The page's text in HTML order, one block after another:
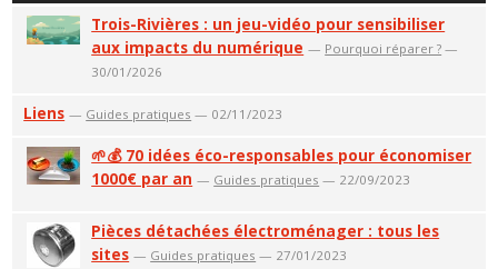
Trois-Rivières : un jeu-vidéo pour sensibiliser
aux impacts du numérique — Pourquoi réparer ? —
30/01/2026
Liens — Guides pratiques — 02/11/2023
🌱💰 70 idées éco-responsables pour économiser
1000€ par an — Guides pratiques — 22/09/2023
Pièces détachées électroménager : tous les
sites — Guides pratiques — 27/01/2023